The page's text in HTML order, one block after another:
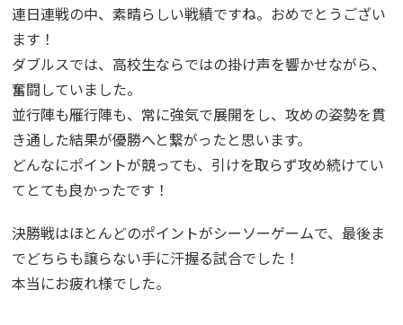
連日連戦の中、素晴らしい戦績ですね。おめでとうござい
ます！
ダブルスでは、高校生ならではの掛け声を響かせながら、
奮闘していました。
並行陣も雁行陣も、常に強気で展開をし、攻めの姿勢を貫
き通した結果が優勝へと繋がったと思います。
どんなにポイントが競っても、引けを取らず攻め続けてい
てとても良かったです！
決勝戦はほとんどのポイントがシーソーゲームで、最後ま
でどちらも譲らない手に汗握る試合でした！
本当にお疲れ様でした。